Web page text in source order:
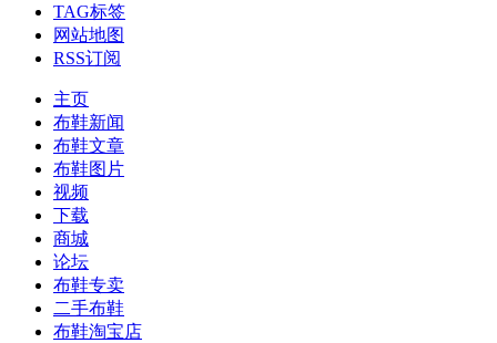
TAG标签
网站地图
RSS订阅
主页
布鞋新闻
布鞋文章
布鞋图片
视频
下载
商城
论坛
布鞋专卖
二手布鞋
布鞋淘宝店